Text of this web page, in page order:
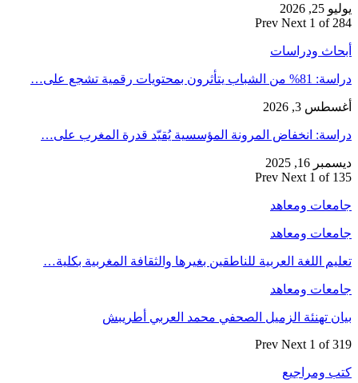
يوليو 25, 2026
Prev Next 1 of 284
أبحاث ودراسات
دراسة: 81% من الشباب يتأثرون بمحتويات رقمية تشجع على…
أغسطس 3, 2026
دراسة: انخفاض المرونة المؤسسية يُقيّد قدرة المغرب على…
ديسمبر 16, 2025
Prev Next 1 of 135
جامعات ومعاهد
جامعات ومعاهد
تعليم اللغة العربية للناطقين بغيرها والثقافة المغربية بكلية…
جامعات ومعاهد
بيان تهنئة الزميل الصحفي محمد العربي أطريبش
Prev Next 1 of 319
كتب ومراجيع